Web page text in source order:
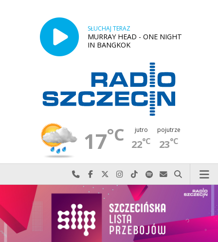
SŁUCHAJ TERAZ
MURRAY HEAD - ONE NIGHT
IN BANGKOK
17°C jutro
22°C
pojutrze
23°C
Najlepiej po prostu do nas zadzwoń
Odwiedź nas na Facebook-u
Odwiedź nas na X
Odwiedź nas na Instagram-ie
Odwiedź nas na TikTok-u
Szukaj nas na Spotify
Wyślij do nas
Szukaj